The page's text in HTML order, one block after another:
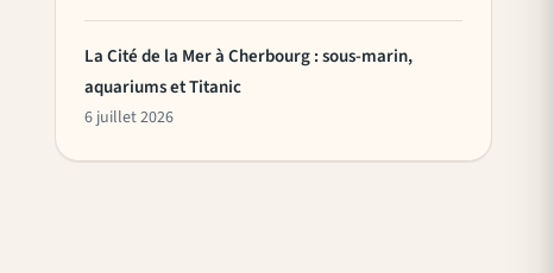
La Cité de la Mer à Cherbourg : sous-marin,
aquariums et Titanic
6 juillet 2026